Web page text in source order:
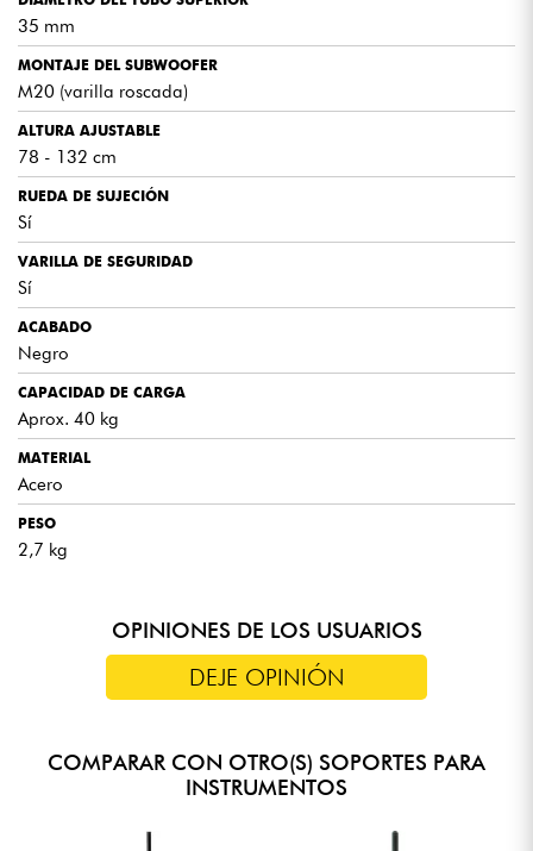
35 mm
MONTAJE DEL SUBWOOFER
M20 (varilla roscada)
ALTURA AJUSTABLE
78 - 132 cm
RUEDA DE SUJECIÓN
Sí
VARILLA DE SEGURIDAD
Sí
ACABADO
Negro
CAPACIDAD DE CARGA
Aprox. 40 kg
MATERIAL
Acero
PESO
2,7 kg
OPINIONES DE LOS USUARIOS
DEJE OPINIÓN
COMPARAR CON OTRO(S) SOPORTES PARA
INSTRUMENTOS